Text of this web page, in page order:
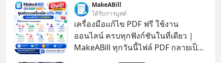
Dalio ชายผู้เคยทำนายวิกฤตเศรษฐกิจ
มาแล้วหลายต่อหลายครั้ง ออกมาส่ง
สัญญาณเตือนระเบิดเวลาลูกใหม่ที่
กำลังก่อตัวขึ้น จาก "ระเบิดหนี้สิน
มหาศาล" ผสานเข้ากับ "ฟองสบู่กระแส
MakeABill
ได้รับการบูสต์
เครื่องมือแก้ไข PDF ฟรี ใช้งาน
ออนไลน์ ครบทุกฟังก์ชันในที่เดียว |
MakeABill ทุกวันนี้ไฟล์ PDF กลายเป็น